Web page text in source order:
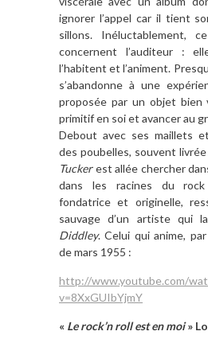
ignorer l’appel car il tient
sillons. Inéluctablement,
concernent l’auditeur :
l’habitent et l’animent.
s’abandonne à une
proposée par un objet bien
primitif en soi et avancer au
Debout avec ses maillets
des poubelles, souvent livrée
Tuckerest allée chercher
dans les racines du
fondatrice et originelle,
sauvage d’un artiste qui
Diddley. Celui qui anime,
de mars 1955 :
http://www.youtube.com/
v=8XxGUIbYjmY
« Le rock’n roll est en moi»